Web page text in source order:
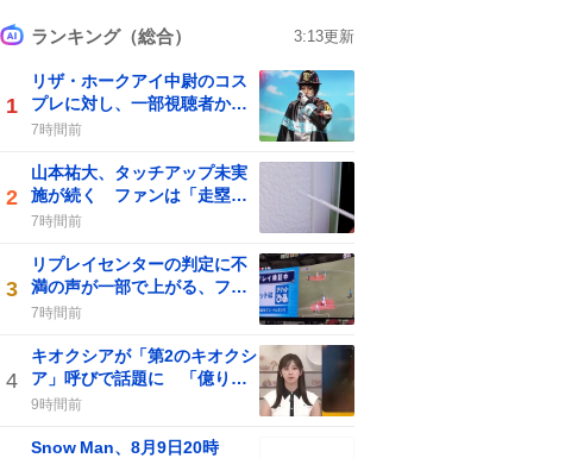
ランキング（総合） 3:13更新
1
リザ・ホークアイ中尉のコス
プレに対し、一部視聴者から
批判の声が上がる
7時間前
2
山本祐大、タッチアップ未実
施が続く ファンは「走塁改
善」を求める
7時間前
3
リプレイセンターの判定に不
満の声が一部で上がる、ファ
ンは「アウトだって！」と意
7時間前
4
キオクシアが「第2のキオクシ
ア」呼びで話題に 「億り人
量産年」の期待が一部で広が
9時間前
Snow Man、8月9日20時